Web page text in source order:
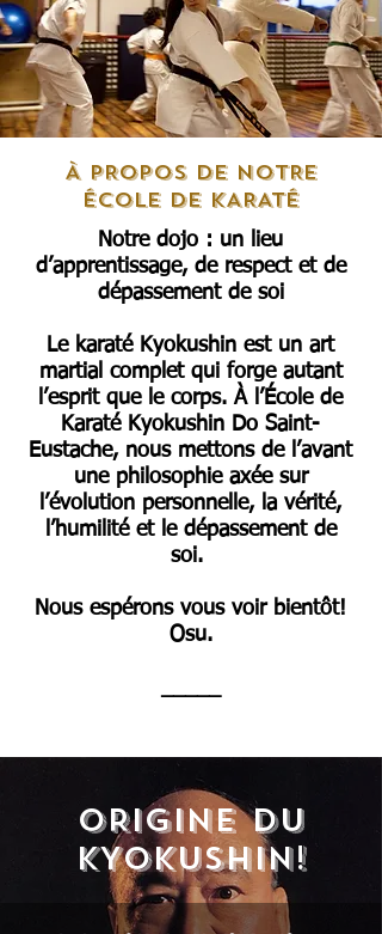
À PROPOS DE NOTRE
ÉCOLE DE KARATÉ
Notre dojo : un lieu
d’apprentissage, de respect et de
dépassement de soi
Le karaté Kyokushin est un art
martial complet qui forge autant
l’esprit que le corps. À l’École de
Karaté Kyokushin Do Saint-
Eustache, nous mettons de l’avant
une philosophie axée sur
l’évolution personnelle, la vérité,
l’humilité et le dépassement de
soi.
Nous espérons vous voir bientôt!
Osu.
ORIGINE DU
KYOKUSHIN!